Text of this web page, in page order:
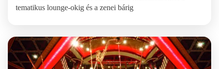
tematikus lounge-okig és a zenei bárig